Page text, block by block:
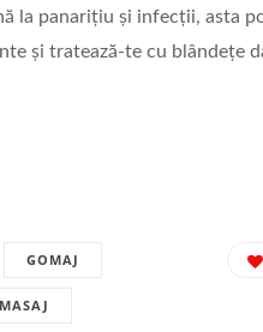
la panarițiu și infecții, asta
și tratează-te cu blândețe
GOMAJ
MASAJ